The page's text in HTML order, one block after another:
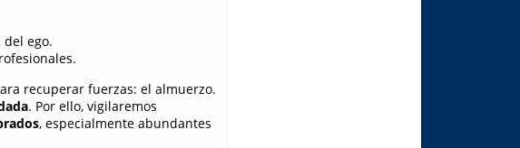
ego.
recuperar fuerzas: el almuerzo.
. Por ello, vigilaremos
, especialmente abundantes